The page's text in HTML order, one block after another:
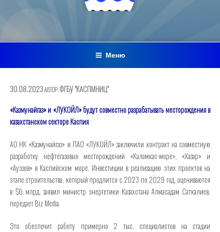
Меню
ОПУБЛИКОВАНО
30.08.2023АВТОР:ФГБУ "КАСПМНИЦ"
«Казмунайгаз» и «ЛУКОЙЛ» будут совместно разрабатывать месторождения в
казахстанском секторе Каспия
АО НК «Казмунайгаз» и ПАО «ЛУКОЙЛ» заключили контракт на совместную
разработку нефтегазовых месторождений «Каламкас-море», «Хазар» и
«Ауэзов» в Каспийском море. Инвестиции в реализацию этих проектов на
этапе строительства, который продлится с 2023 по 2029 год, оцениваются
в $6 млрд, заявил министр энергетики Казахстана Алмасадам Саткалиев,
передает Biz Media.
Это обеспечит работу примерно 2 тыс. специалистов на стадии